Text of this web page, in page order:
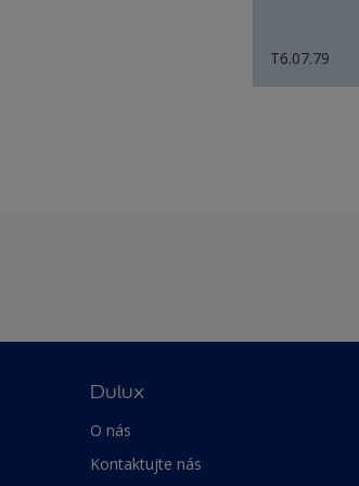
T6.07.79
Dulux
O nás
Kontaktujte nás